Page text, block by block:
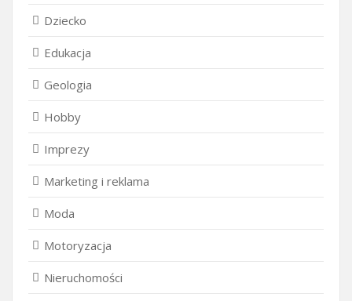
Dziecko
Edukacja
Geologia
Hobby
Imprezy
Marketing i reklama
Moda
Motoryzacja
Nieruchomości